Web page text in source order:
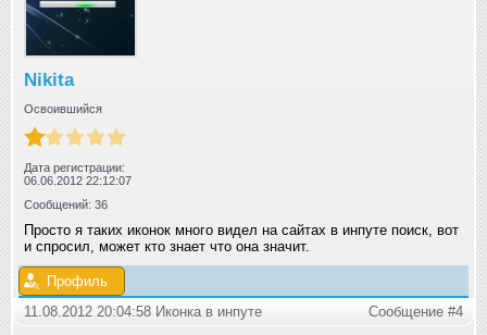
Nikita
Освоившийся
Дата регистрации:
06.06.2012 22:12:07
Сообщений: 36
Просто я таких иконок много видел на сайтах в инпуте поиск, вот
и спросил, может кто знает что она значит.
Профиль
11.08.2012 20:04:58 Иконка в инпуте
Сообщение #4